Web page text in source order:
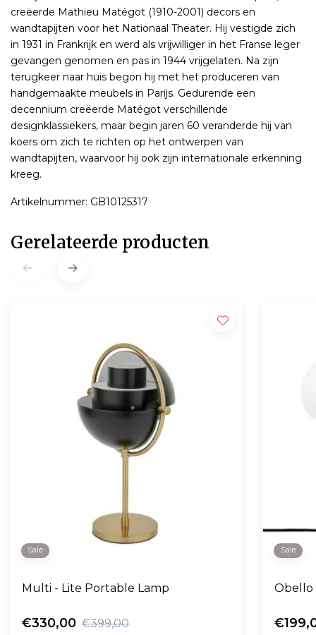
creëerde Mathieu Matégot (1910-2001) decors en
wandtapijten voor het Nationaal Theater. Hij vestigde zich
in 1931 in Frankrijk en werd als vrijwilliger in het Franse leger
gevangen genomen en pas in 1944 vrijgelaten. Na zijn
terugkeer naar huis begon hij met het produceren van
handgemaakte meubels in Parijs. Gedurende een
decennium creëerde Matégot verschillende
designklassiekers, maar begin jaren 60 veranderde hij van
koers om zich te richten op het ontwerpen van
wandtapijten, waarvoor hij ook zijn internationale erkenning
kreeg.
Artikelnummer: GB10125317
Gerelateerde producten
Sale
Multi - Lite Portable Lamp
€330,00 €399,00
Sale
Obello